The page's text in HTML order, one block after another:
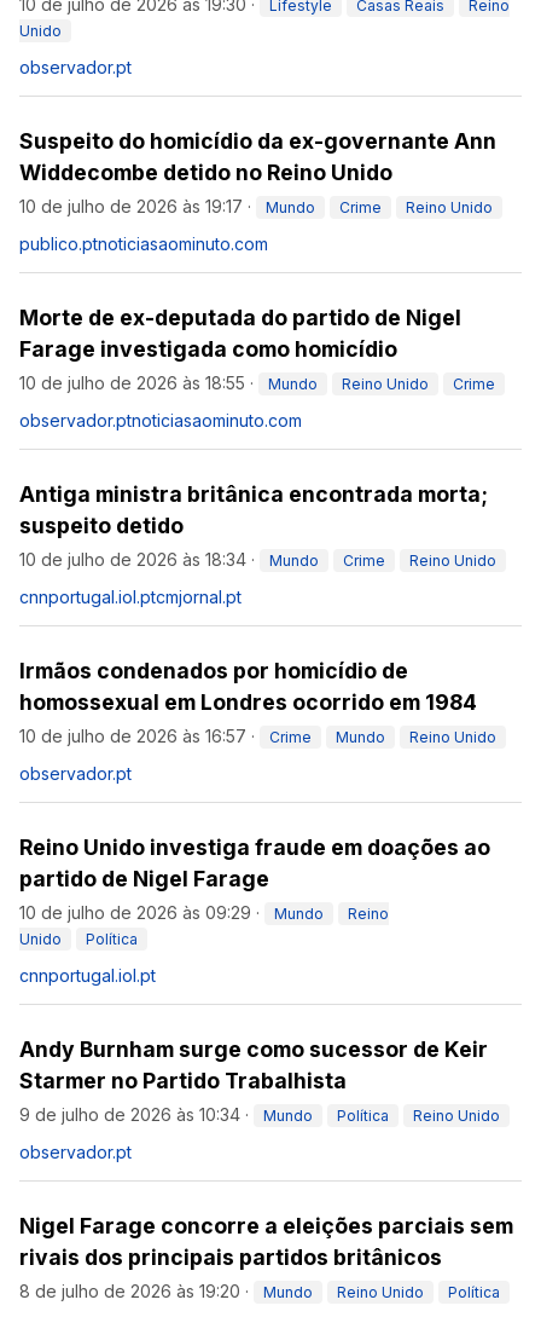
10 de julho de 2026 às 19:30 · Lifestyle Casas Reais
Reino
Unido
observador.pt
Suspeito do homicídio da ex-governante Ann
Widdecombe detido no Reino Unido
10 de julho de 2026 às 19:17 · Mundo Crime Reino Unido
publico.ptnoticiasaominuto.com
Morte de ex-deputada do partido de Nigel
Farage investigada como homicídio
10 de julho de 2026 às 18:55 · Mundo Reino Unido Crime
observador.ptnoticiasaominuto.com
Antiga ministra britânica encontrada morta;
suspeito detido
10 de julho de 2026 às 18:34 · Mundo Crime Reino Unido
cnnportugal.iol.ptcmjornal.pt
Irmãos condenados por homicídio de
homossexual em Londres ocorrido em 1984
10 de julho de 2026 às 16:57 · Crime Mundo Reino Unido
observador.pt
Reino Unido investiga fraude em doações ao
partido de Nigel Farage
10 de julho de 2026 às 09:29 · Mundo
Reino
Unido
Política
cnnportugal.iol.pt
Andy Burnham surge como sucessor de Keir
Starmer no Partido Trabalhista
9 de julho de 2026 às 10:34 · Mundo Política Reino Unido
observador.pt
Nigel Farage concorre a eleições parciais sem
rivais dos principais partidos britânicos
8 de julho de 2026 às 19:20 · Mundo Reino Unido Política